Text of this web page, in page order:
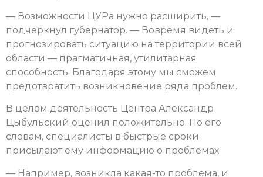
— Возможности ЦУРа нужно расширить, —
подчеркнул губернатор. — Вовремя видеть и
прогнозировать ситуацию на территории всей
области — прагматичная, утилитарная
способность. Благодаря этому мы сможем
предотвратить возникновение ряда проблем.
В целом деятельность Центра Александр
Цыбульский оценил положительно. По его
словам, специалисты в быстрые сроки
присылают ему информацию о проблемах.
— Например, возникла какая-то проблема, и